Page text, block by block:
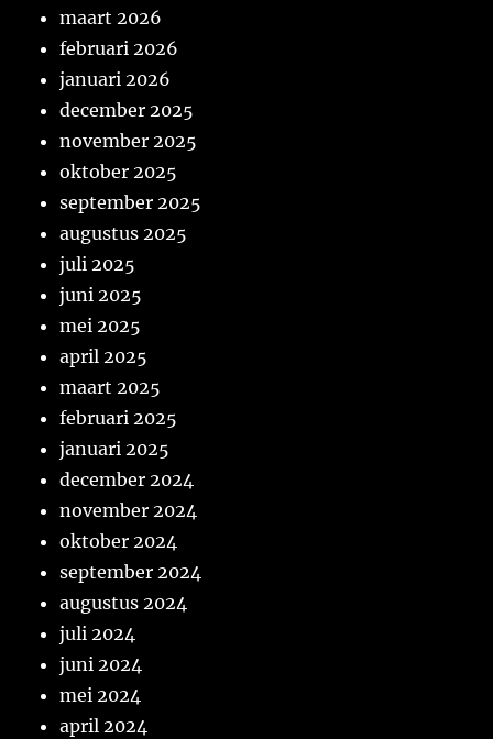
maart 2026
februari 2026
januari 2026
december 2025
november 2025
oktober 2025
september 2025
augustus 2025
juli 2025
juni 2025
mei 2025
april 2025
maart 2025
februari 2025
januari 2025
december 2024
november 2024
oktober 2024
september 2024
augustus 2024
juli 2024
juni 2024
mei 2024
april 2024